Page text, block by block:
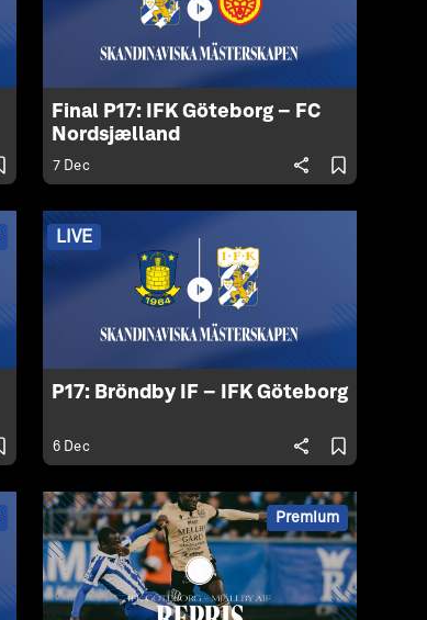
Final P17: IFK Göteborg – FC
Nordsjælland
7 Dec
LIVE
P17: Bröndby IF – IFK Göteborg
6 Dec
Premium